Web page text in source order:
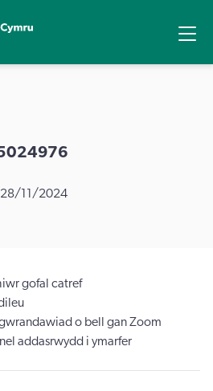
11/2024
gofal catref
o bell gan Zoom
addasrwydd i ymarfer